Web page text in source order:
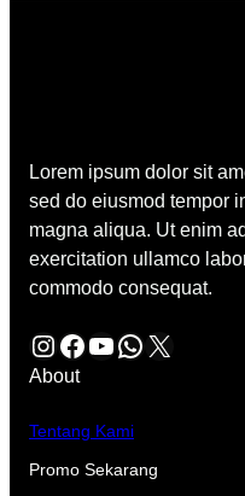
Lorem ipsum dolor sit
sed do eiusmod tempor
magna aliqua. Ut enim
exercitation ullamco
commodo consequat.
Instagram Facebook YouTube WhatsApp X
About
Tentang Kami
Promo Sekarang